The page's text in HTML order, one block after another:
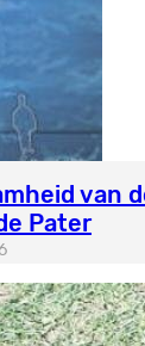
van
Pater